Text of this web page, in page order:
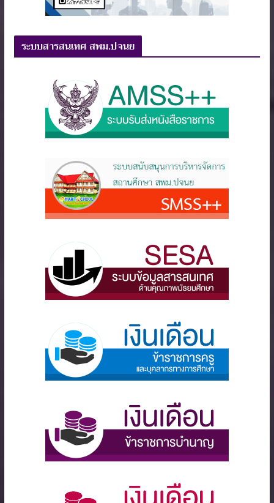
ระบบสารสนเทศ สพม.ปจนย